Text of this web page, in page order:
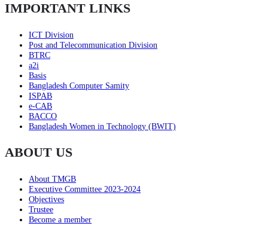
IMPORTANT LINKS
ICT Division
Post and Telecommunication Division
BTRC
a2i
Basis
Bangladesh Computer Samity
ISPAB
e-CAB
BACCO
Bangladesh Women in Technology (BWIT)
ABOUT US
About TMGB
Executive Committee 2023-2024
Objectives
Trustee
Become a member